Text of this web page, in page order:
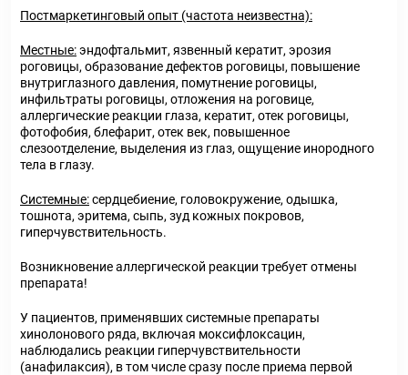
Постмаркетинговый опыт (частота неизвестна):
Местные:эндофтальмит, язвенный кератит, эрозия
роговицы, образование дефектов роговицы, повышение
внутриглазного давления, помутнение роговицы,
инфильтраты роговицы, отложения на роговице,
аллергические реакции глаза, кератит, отек роговицы,
фотофобия, блефарит, отек век, повышенное
слезоотделение, выделения из глаз, ощущение инородного
тела в глазу.
Системные:сердцебиение, головокружение, одышка,
тошнота, эритема, сыпь, зуд кожных покровов,
гиперчувствительность.
Возникновение аллергической реакции требует отмены
препарата!
У пациентов, применявших системные препараты
хинолонового ряда, включая моксифлоксацин,
наблюдались реакции гиперчувствительности
(анафилаксия), в том числе сразу после приема первой